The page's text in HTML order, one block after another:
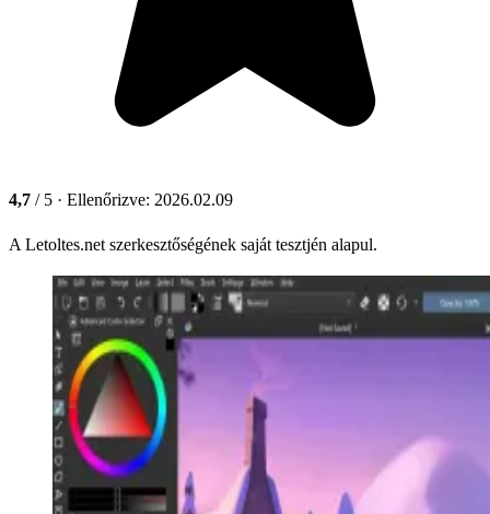
4,7 / 5 · Ellenőrizve: 2026.02.09
A Letoltes.net szerkesztőségének saját tesztjén alapul.